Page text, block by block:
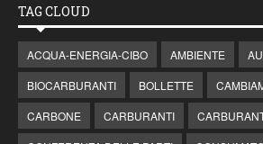
TAG CLOUD
ACQUA-ENERGIA-CIBO AMBIENTE
BIOCARBURANTI
BOLLETTE
CARBONE
CARBURANTI